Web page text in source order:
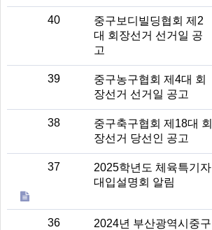
40
중구보디빌딩협회 제2
대 회장선거 선거일 공
고
39
중구농구협회 제4대 회
장선거 선거일 공고
38
중구축구협회 제18대 회
장선거 당선인 공고
37
2025학년도 체육특기자
대입설명회 알림
36
2024년 부산광역시중구